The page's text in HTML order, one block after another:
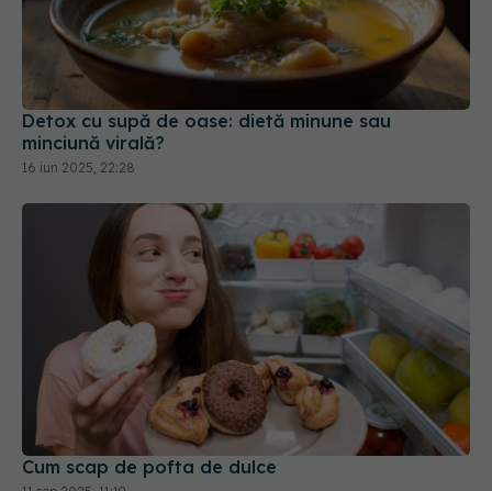
Detox cu supă de oase: dietă minune sau
minciună virală?
16 iun 2025, 22:28
Cum scap de pofta de dulce
11 sep 2025, 11:19